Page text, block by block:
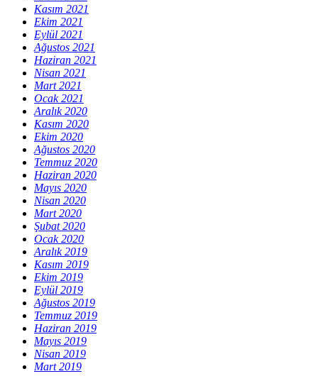
Kasım 2021
Ekim 2021
Eylül 2021
Ağustos 2021
Haziran 2021
Nisan 2021
Mart 2021
Ocak 2021
Aralık 2020
Kasım 2020
Ekim 2020
Ağustos 2020
Temmuz 2020
Haziran 2020
Mayıs 2020
Nisan 2020
Mart 2020
Şubat 2020
Ocak 2020
Aralık 2019
Kasım 2019
Ekim 2019
Eylül 2019
Ağustos 2019
Temmuz 2019
Haziran 2019
Mayıs 2019
Nisan 2019
Mart 2019